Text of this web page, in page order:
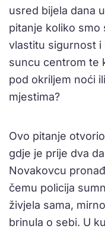
usred bijela dana
pitanje koliko
vlastitu sigurnost i
suncu centrom te
pod okriljem noći
mjestima?
Ovo pitanje
gdje je prije dva
Novakovcu
čemu policija
živjela sama,
brinula o sebi. U